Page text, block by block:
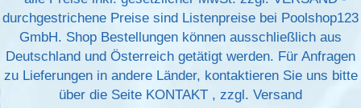
durchgestrichene Preise sind Listenpreise bei Poolshop123
GmbH. Shop Bestellungen können ausschließlich aus
Deutschland und Österreich getätigt werden. Für Anfragen
zu Lieferungen in andere Länder, kontaktieren Sie uns bitte
über die Seite KONTAKT , zzgl. Versand